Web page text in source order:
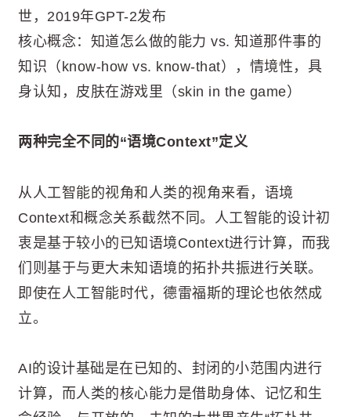
世，2019年GPT-2发布
核心概念：知道怎么做的能力 vs. 知道那件事的
知识（know-how vs. know-that），情境性，具
身认知，皮肤在游戏里（skin in the game）
两种完全不同的“语境Context”定义
从人工智能的视角和人类的视角来看，语境
Context和概念关系截然不同。人工智能的设计初
衷是基于较小的已知语境Context进行计算，而我
们则基于与更大未知语境的拓扑共振进行关联。
即使在人工智能时代，德雷福斯的理论也依然成
立。
AI的设计基础是在已知的、封闭的小范围内进行
计算，而人类的核心能力是借助身体、记忆和生